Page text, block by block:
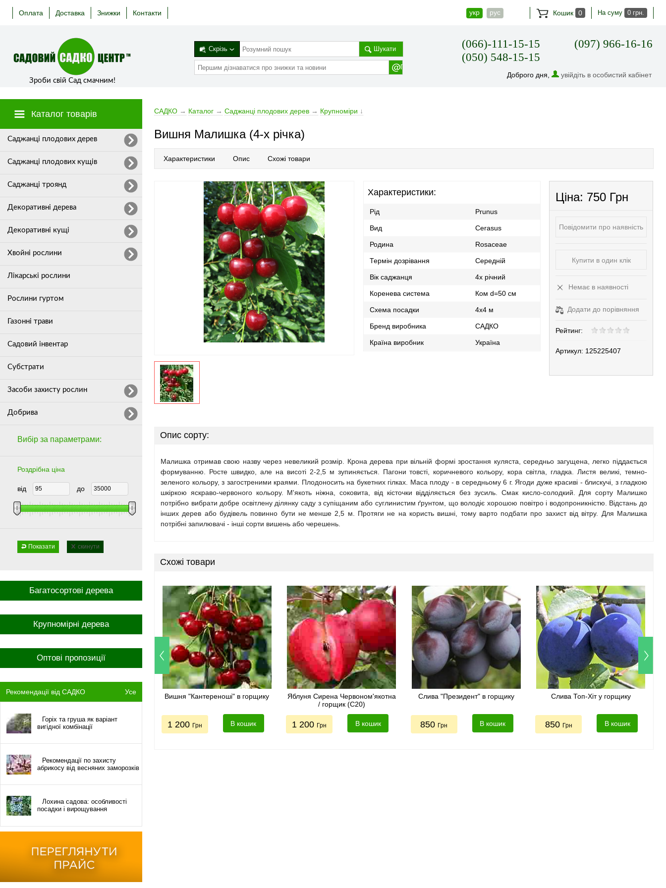
Оплата Доставка Знижки Контакти укр рус Кошик 0 На суму 0 грн.
Зроби свій Сад смачним!
Скрізь Шукати
(066)-111-15-15
(050) 548-15-15
(097) 966-16-16
Доброго дня, увійдіть в особистий кабінет
Каталог товарів
Cаджанці плодових дерев
Саджанці плодових кущів
Саджанці троянд
Декоративні дерева
Декоративні кущі
Хвойні рослини
Лікарські рослини
Рослини гуртом
Газонні трави
Садовий інвентар
Субстрати
Засоби захисту рослин
Добрива
Багатосортові дерева
Крупномірні дерева
Оптові пропозиції
Рекомендації від САДКО Усе
Горіх та груша як варіант
вигідної комбінації
Рекомендації по захисту
абрикосу від весняних заморозків
Лохина садова: особливості
посадки і вирощування
Вибір за параметрами:
Роздрібна ціна
від до
Показати скинути
САДКО → Каталог → Cаджанці плодових дерев → Крупноміри ↓
Вишня Малишка (4-х річка)
Характеристики Опис Схожі товари
Характеристики:
Рід Prunus
Вид Cerasus
Родина Rosaceae
Термін дозрівання Середній
Вік саджанця 4х річний
Коренева система Ком d=50 см
Схема посадки 4х4 м
Бренд виробника САДКО
Країна виробник Україна
Ціна: 750 Грн
Повідомити про наявність
Купити в один клік
Немає в наявності
Додати до порівняння
Рейтинг:
Артикул: 125225407
Опис сорту:
Малишка отримав свою назву через невеликий розмір. Крона дерева при вільній формі зростання куляста, середньо загущена, легко піддається
формуванню. Росте швидко, але на висоті 2-2,5 м зупиняється. Пагони товсті, коричневого кольору, кора світла, гладка. Листя великі, темно-
зеленого кольору, з загостреними краями. Плодоносить на букетних гілках. Маса плоду - в середньому 6 г. Ягоди дуже красиві - блискучі, з гладкою
шкіркою яскраво-червоного кольору. М'якоть ніжна, соковита, від кісточки відділяється без зусиль. Смак кисло-солодкий. Для сорту Малишко
потрібно вибрати добре освітлену ділянку саду з супіщаним або суглинистим ґрунтом, що володіє хорошою повітро і водопроникністю. Відстань до
інших дерев або будівель повинно бути не менше 2,5 м. Протяги не на користь вишні, тому варто подбати про захист від вітру. Для Малишка
потрібні запилювачі - інші сорти вишень або черешень.
Схожі товари
Вишня "Кантереноші" в горщику
1 200 Грн В кошик
Яблуня Сирена Червоном'якотна
/ горщик (С20)
1 200 Грн В кошик
Слива "Президент" в горщику
850 Грн В кошик
Слива Топ-Хіт у горщику
850 Грн В кошик